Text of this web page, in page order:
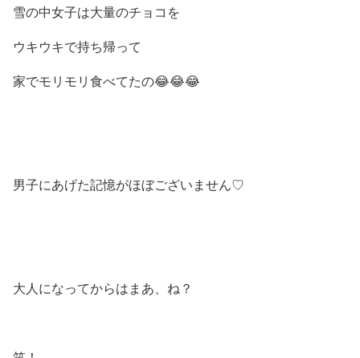
雪の中女子は大量のチョコを
ウキウキで持ち帰って
家でモリモリ食べてたの😂😂😂
男子にあげた記憶がほぼございません♡
大人になってからはまあ、ね？